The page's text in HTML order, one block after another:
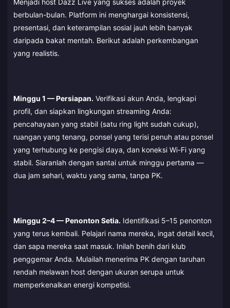
berbulan-bulan. Platform ini menghargai konsistensi,
presentasi, dan keterampilan sosial jauh lebih banyak
daripada bakat mentah. Berikut adalah perkembangan
yang realistis.
Minggu 1 — Persiapan. Verifikasi akun Anda, lengkapi
profil, dan siapkan lingkungan streaming Anda:
pencahayaan yang stabil (satu ring light sudah cukup),
ruangan yang tenang, ponsel yang terisi penuh atau ponsel
yang terhubung ke pengisi daya, dan koneksi Wi-Fi yang
stabil. Siaranlah dengan santai untuk minggu pertama —
dua jam sehari, waktu yang sama, tanpa PK.
Minggu 2–4 — Penonton Setia. Identifikasi 5–15 penonton
yang terus kembali. Pelajari nama mereka, ingat detail kecil,
dan sapa mereka saat masuk. Inilah benih dari klub
penggemar Anda. Mulailah menerima PK dengan taruhan
rendah melawan host dengan ukuran serupa untuk
memperkenalkan energi kompetisi.